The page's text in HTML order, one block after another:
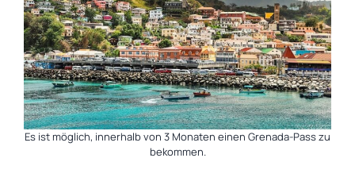
Es ist möglich, innerhalb von 3 Monaten einen Grenada-Pass zu
bekommen.